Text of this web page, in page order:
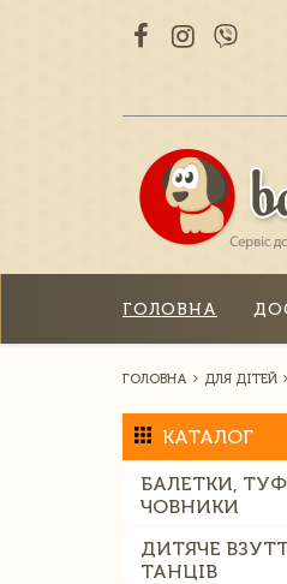
ГОЛОВНА
ГОЛОВНА ДЛЯ ДІТЕЙ
КАТАЛОГ
БАЛЕТКИ,
ЧОВНИКИ
ДИТЯЧЕ
ТАНЦІВ